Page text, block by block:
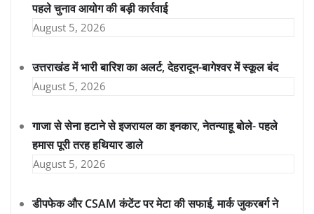
पहले चुनाव आयोग की बड़ी कार्रवाई
August 5, 2026
उत्तराखंड में भारी बारिश का अलर्ट, देहरादून-बागेश्वर में स्कूल बंद
August 5, 2026
गाजा से सेना हटाने से इजरायल का इनकार, नेतन्याहू बोले- पहले
हमास पूरी तरह हथियार डाले
August 5, 2026
डीपफेक और CSAM कंटेंट पर मेटा की सफाई, मार्क जुकरबर्ग ने